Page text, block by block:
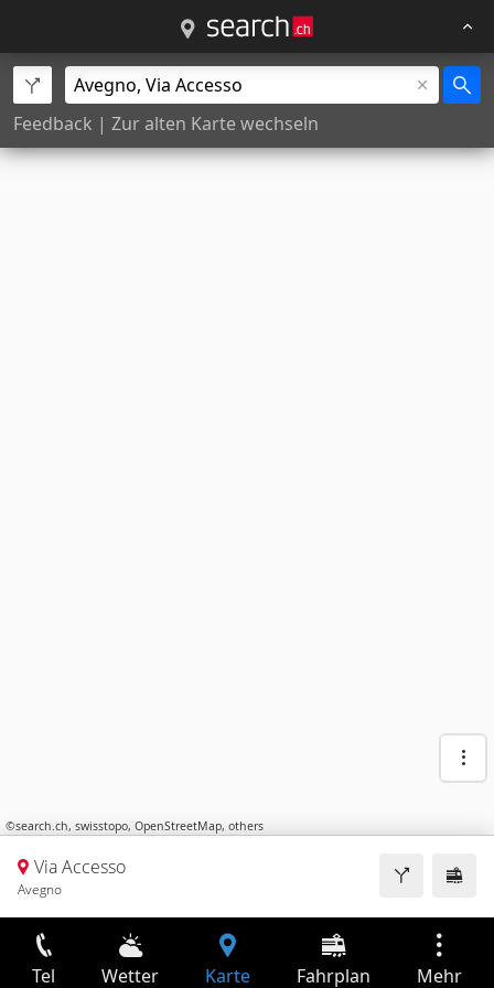
Feedback | Zur alten Karte wechseln
©search.ch, swisstopo, OpenStreetMap, others
Via Accesso
Avegno
Tel Wetter Karte Fahrplan Mehr